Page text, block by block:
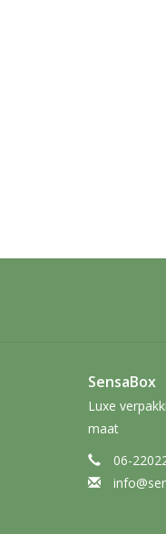
SensaBox
Luxe
maat
06-